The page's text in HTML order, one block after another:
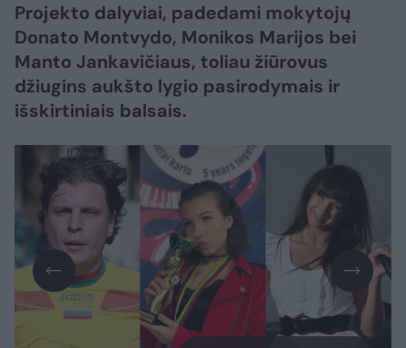
Projekto dalyviai, padedami mokytojų
Donato Montvydo, Monikos Marijos bei
Manto Jankavičiaus, toliau žiūrovus
džiugins aukšto lygio pasirodymais ir
išskirtiniais balsais.